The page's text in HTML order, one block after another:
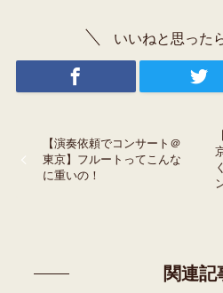
いいねと思った
【演奏依頼でコンサート＠
東京】フルートってこんな
に重いの！
関連記